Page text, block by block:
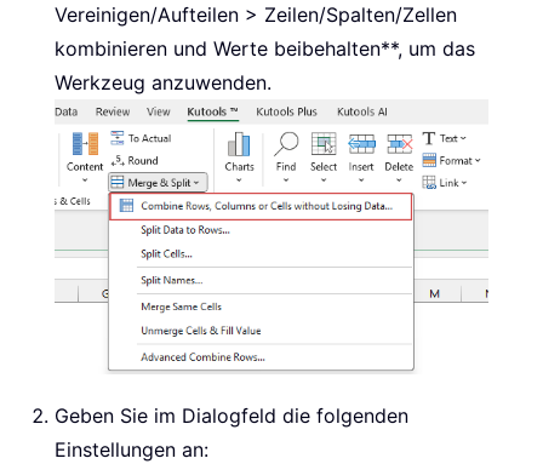
Vereinigen/Aufteilen > Zeilen/Spalten/Zellen
kombinieren und Werte beibehalten**, um das
Werkzeug anzuwenden.
Geben Sie im Dialogfeld die folgenden
Einstellungen an: